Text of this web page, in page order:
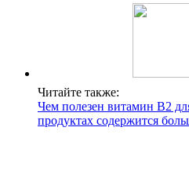
Читайте также:
Чем полезен витамин В2
продуктах содержится